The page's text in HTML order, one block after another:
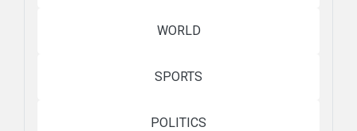
WORLD
SPORTS
POLITICS